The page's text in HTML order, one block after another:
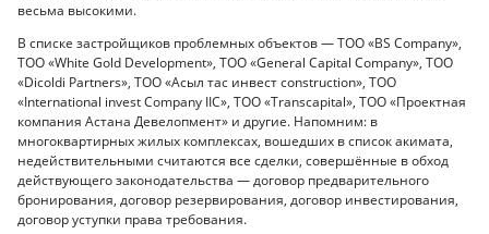
весьма высокими.
В списке застройщиков проблемных объектов — ТОО «BS Company»,
ТОО «White Gold Development», ТОО «General Capital Company», ТОО
«Dicoldi Partners», ТОО «Асыл тас инвест construction», ТОО
«International invest Company IIC», ТОО «Transcapital», ТОО «Проектная
компания Астана Девелопмент» и другие. Напомним: в
многоквартирных жилых комплексах, вошедших в список акимата,
недействительными считаются все сделки, совершённые в обход
действующего законодательства — договор предварительного
бронирования, договор резервирования, договор инвестирования,
договор уступки права требования.